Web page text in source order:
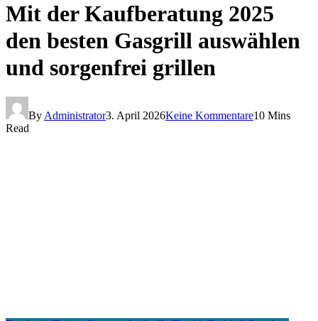
Mit der Kaufberatung 2025
den besten Gasgrill auswählen
und sorgenfrei grillen
By Administrator3. April 2026Keine Kommentare10 Mins
Read